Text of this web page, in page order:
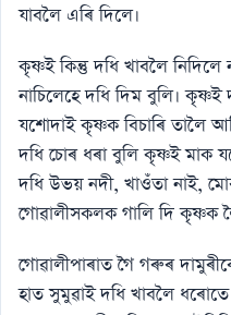
যাবলৈ এৰি দিলে।
কৃষ্ণই কিন্তু দধি খাবলৈ
নাচিলেহে দধি দিম বুলি।
যশােদাই কৃষ্ণক বিচাৰি তালৈ
দধি চোৰ ধৰা বুলি কৃষ্ণই মাক
দধি উভয় নদী, খাওঁতা নাই,
গােৱালীসকলক গালি দি কৃষ্ণক
গােৱালীপাৰাত গৈ গৰুৰ
হাত সুমুৱাই দধি খাবলৈ